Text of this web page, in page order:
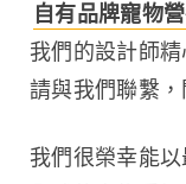
自有品牌寵物
我們的設計師精
請與我們聯繫，
我們很榮幸能